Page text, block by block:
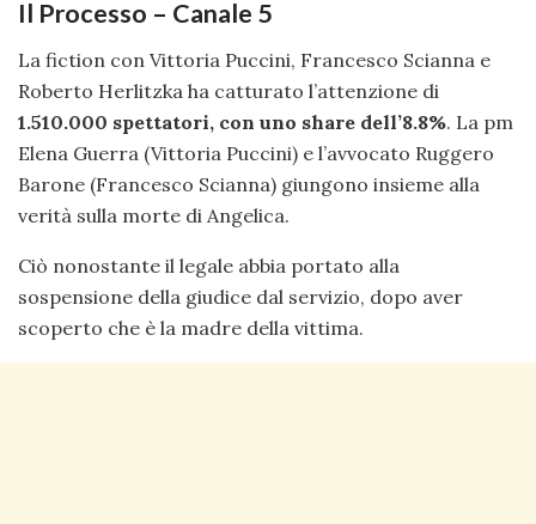
Il Processo – Canale 5
La fiction con Vittoria Puccini, Francesco Scianna e
Roberto Herlitzka ha catturato l’attenzione di
1.510.000 spettatori, con uno share dell’8.8%. La pm
Elena Guerra (Vittoria Puccini) e l’avvocato Ruggero
Barone (Francesco Scianna) giungono insieme alla
verità sulla morte di Angelica.
Ciò nonostante il legale abbia portato alla
sospensione della giudice dal servizio, dopo aver
scoperto che è la madre della vittima.